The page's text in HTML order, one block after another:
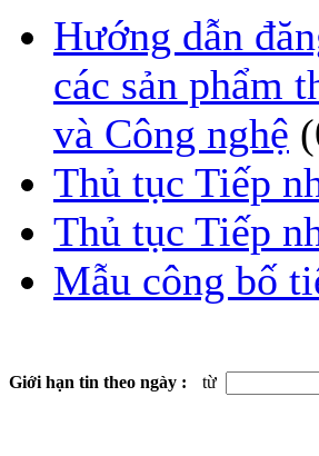
Hướng dẫn
các sản phẩm
và Công nghệ
Thủ tục Tiếp
Thủ tục Tiếp
Mẫu công bố
Giới hạn tin theo ngày : từ